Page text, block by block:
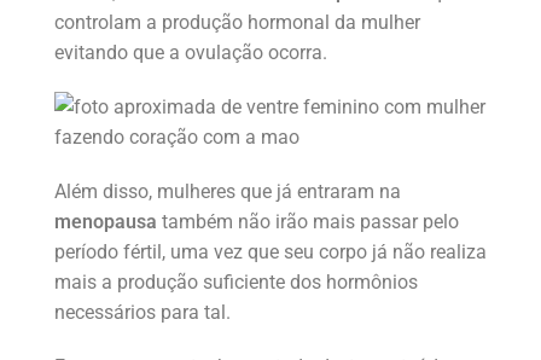
controlam a produção hormonal da mulher
evitando que a ovulação ocorra.
Além disso, mulheres que já entraram na
menopausa também não irão mais passar pelo
período fértil, uma vez que seu corpo já não realiza
mais a produção suficiente dos hormônios
necessários para tal.